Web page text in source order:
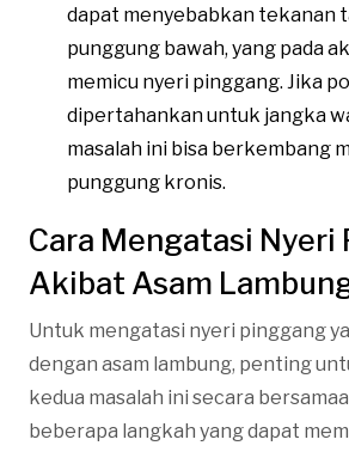
dapat menyebabkan tekanan
punggung bawah, yang pada
memicu nyeri pinggang. Jika
dipertahankan untuk jangka
masalah ini bisa berkembang
punggung kronis​.
Cara Mengatasi Nyeri
Akibat Asam
Untuk mengatasi nyeri pinggang
dengan asam lambung, penting
kedua masalah ini secara
beberapa langkah yang dapat